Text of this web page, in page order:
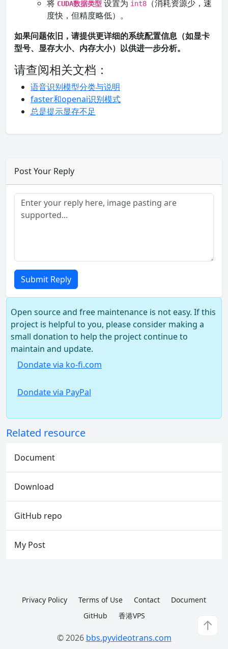
将 CUDA数据类型 设置为 int8
（消耗资源少，速
度快，但精度略低）。
如果问题依旧，请提供更详细的系统配置信息（如显卡
型号、显存大小、内存大小）以供进一步分析。
请查阅相关文档：
语音识别模型分类与说明
faster和openai识别模式
总是提示显存不足
Post Your Reply
Submit Reply
Open source and free maintenance is not easy. If this
project is helpful to you, please consider making a
small donation to help the project continue to
maintain and update.
Dondate via ko-fi.com
Dondate via PayPal
Related resource
Document
Download
GitHub repo
My Post
↑
Privacy Policy Terms of Use Contact
Document
GitHub
香港VPS
© 2026 bbs.pyvideotrans.com